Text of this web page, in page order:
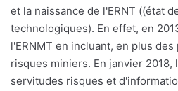
et la naissance de l'ERNT ((état
technologiques). En effet, en
l'ERNMT en incluant, en plus
risques miniers. En janvier 2018,
servitudes risques et